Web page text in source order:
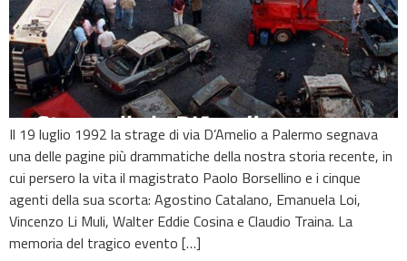
Il 19 luglio 1992 la strage di via D’Amelio a Palermo segnava
una delle pagine più drammatiche della nostra storia recente, in
cui persero la vita il magistrato Paolo Borsellino e i cinque
agenti della sua scorta: Agostino Catalano, Emanuela Loi,
Vincenzo Li Muli, Walter Eddie Cosina e Claudio Traina. La
memoria del tragico evento […]